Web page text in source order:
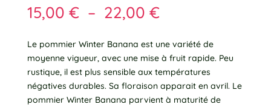
15,00 € – 22,00 €Plage
prix :
15,00 €
à
22,00 €
Le pommier Winter Banana est une variété de
moyenne vigueur, avec une mise à fruit rapide. Peu
rustique, il est plus sensible aux températures
négatives durables. Sa floraison apparait en avril. Le
pommier Winter Banana parvient à maturité de